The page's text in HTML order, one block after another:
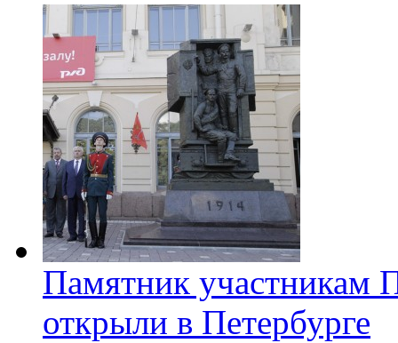
Памятник участникам
открыли в Петербурге